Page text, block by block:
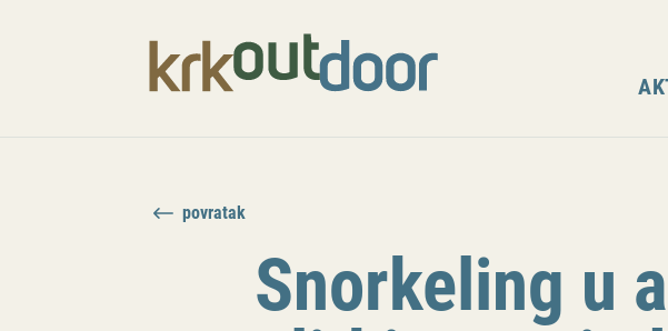
povratak
Snorkeling u